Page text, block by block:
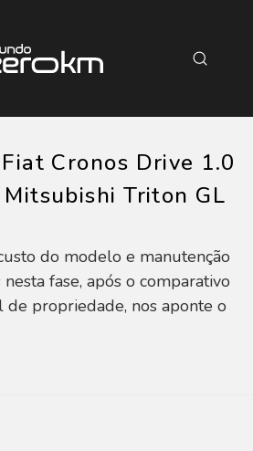
Cronos Drive 1.0
Triton GL
do modelo e manutenção
fase, após o comparativo
propriedade, nos aponte o